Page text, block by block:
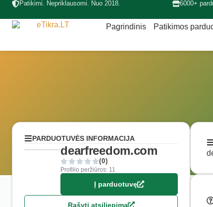
Patikimi. Nepriklausomi. Nuo 2018. 6000+
Pagrindinis Patikimos
PARDUOTUVĖS INFORMACIJA
dearfreedom.com
(0)
Profilio peržiūros: 11
Į parduotuvę
Rašyti atsiliepimą